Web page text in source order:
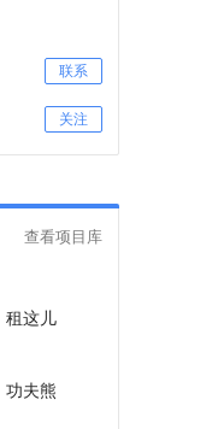
联系
关注
查看项目库
租这儿
功夫熊